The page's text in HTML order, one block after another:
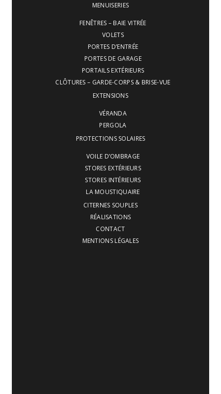
MENUISERIES
FENÊTRES – BAIE VITRÉE
VOLETS
PORTES D’ENTRÉE
PORTES DE GARAGE
PORTAILS EXTÉRIEURS
CLÔTURES – GARDE-CORPS & BRISE-VUE
EXTENSIONS
VÉRANDA
PERGOLA
PROTECTIONS SOLAIRES
VOILE D’OMBRAGE
STORES EXTÉRIEURS
STORES INTÉRIEURS
LA MOUSTIQUAIRE
CITERNES SOUPLES
RÉALISATIONS
CONTACT
MENTIONS LÉGALES